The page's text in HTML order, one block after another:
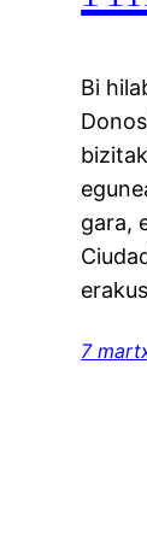
Bi
gara,
7